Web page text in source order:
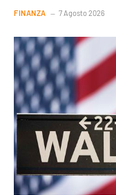
FINANZA 7 Agosto 2026